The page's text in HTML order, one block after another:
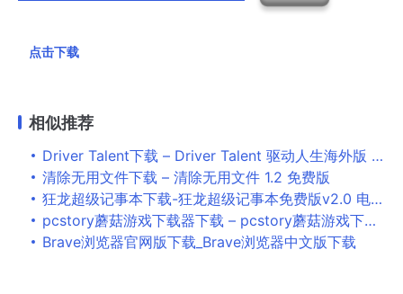
点击下载
相似推荐
Driver Talent下载 – Driver Talent 驱动人生海外版 7.1.28.120 汉化精简版
清除无用文件下载 – 清除无用文件 1.2 免费版
狂龙超级记事本下载-狂龙超级记事本免费版v2.0 电脑版下载
pcstory蘑菇游戏下载器下载 – pcstory蘑菇游戏下载器 4.5.0.3 免费版
Brave浏览器官网版下载_Brave浏览器中文版下载